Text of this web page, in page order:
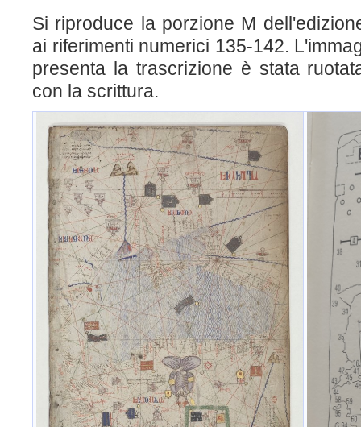
Si riproduce la porzione M
ai riferimenti numerici 135-142.
presenta la trascrizione è stata
con la scrittura.